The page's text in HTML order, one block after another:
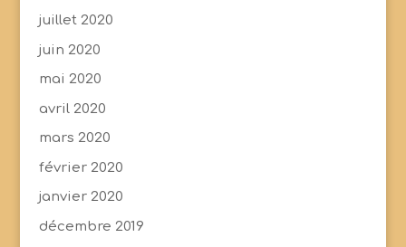
juillet 2020
juin 2020
mai 2020
avril 2020
mars 2020
février 2020
janvier 2020
décembre 2019